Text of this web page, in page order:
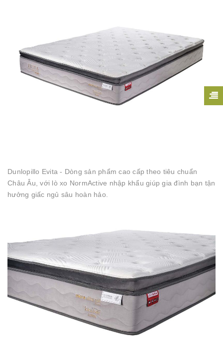
Dunlopillo Evita - Dòng sản phẩm cao cấp theo tiêu chuẩn
Châu Âu, với lò xo NormActive nhập khẩu giúp gia đình bạn tận
hưởng giấc ngủ sâu hoàn hảo.